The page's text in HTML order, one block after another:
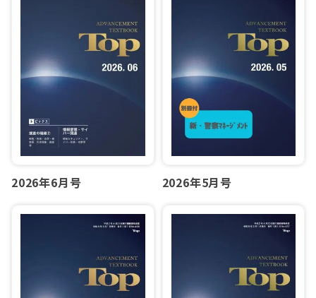
2026年6月号 2026年5月号